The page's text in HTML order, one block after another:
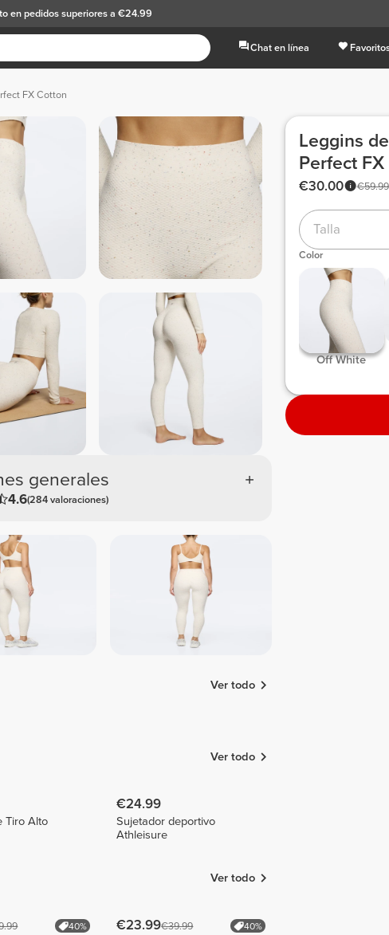
en pedidos superiores a €24.99
Chat en línea
FX Cotton
generales
4.6(284 valoraciones)
Ver todo
2
Ver todo
Tiro Alto
€24.99
Sujetador deportivo
Athleisure
Ver todo
40% €23.99€39.99 40%
Leggins
Perfect
€59.99
€30.00
Talla
Color
Off White